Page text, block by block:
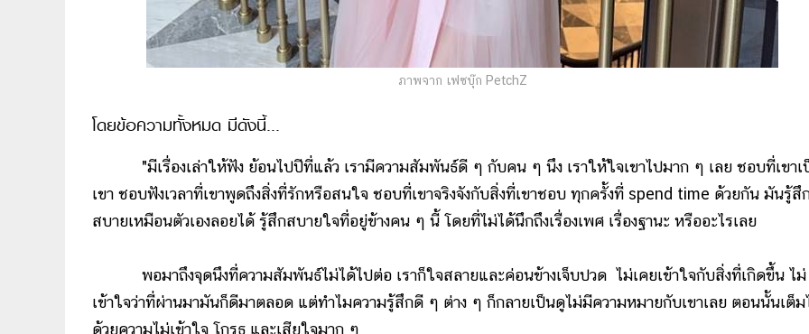
ภาพจาก เฟซบุ๊ก PetchZ
โดยข้อความทั้งหมด มีดังนี้...
"มีเรื่องเล่าให้ฟัง ย้อนไปปีที่แล้ว เรามีความสัมพันธ์ดี ๆ กับคน ๆ นึง เราให้ใจเขาไปมาก ๆ เลย ชอบที่เขาเ
เขา ชอบฟังเวลาที่เขาพูดถึงสิ่งที่รักหรือสนใจ ชอบที่เขาจริงจังกับสิ่งที่เขาชอบ ทุกครั้งที่ spend time ด้วยกัน มันรู้สึ
สบายเหมือนตัวเองลอยได้ รู้สึกสบายใจที่อยู่ข้างคน ๆ นี้ โดยที่ไม่ได้นึกถึงเรื่องเพศ เรื่องฐานะ หรืออะไรเลย
พอมาถึงจุดนึงที่ความสัมพันธ์ไม่ได้ไปต่อ เราก็ใจสลายและค่อนข้างเจ็บปวด ไม่เคยเข้าใจกับสิ่งที่เกิดขึ้น ไม่
เข้าใจว่าที่ผ่านมามันก็ดีมาตลอด แต่ทำไมความรู้สึกดี ๆ ต่าง ๆ ก็กลายเป็นดูไม่มีความหมายกับเขาเลย ตอนนั้นเต็ม
ด้วยความไม่เข้าใจ โกรธ และเสียใจมาก ๆ